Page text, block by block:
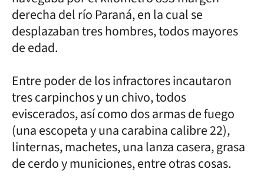
derecha del río Paraná, en la cual se
desplazaban tres hombres, todos mayores
de edad.
Entre poder de los infractores incautaron
tres carpinchos y un chivo, todos
eviscerados, así como dos armas de fuego
(una escopeta y una carabina calibre 22),
linternas, machetes, una lanza casera, grasa
de cerdo y municiones, entre otras cosas.